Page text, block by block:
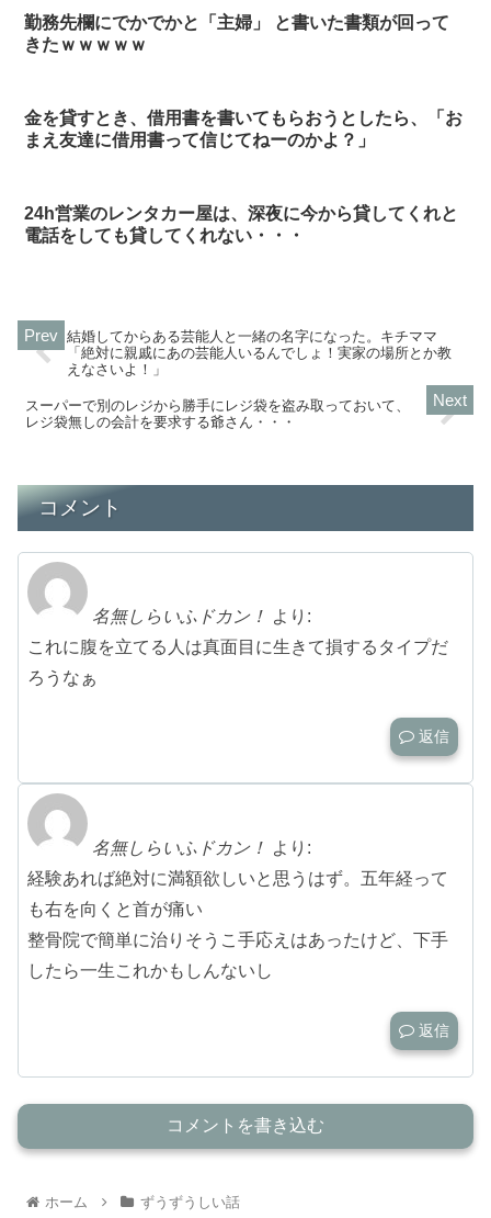
勤務先欄にでかでかと「主婦」 と書いた書類が回って
きたｗｗｗｗｗ
金を貸すとき、借用書を書いてもらおうとしたら、「お
まえ友達に借用書って信じてねーのかよ？」
24h営業のレンタカー屋は、深夜に今から貸してくれと
電話をしても貸してくれない・・・
結婚してからある芸能人と一緒の名字になった。キチママ
「絶対に親戚にあの芸能人いるんでしょ！実家の場所とか教
えなさいよ！」
スーパーで別のレジから勝手にレジ袋を盗み取っておいて、
レジ袋無しの会計を要求する爺さん・・・
コメント
名無しらいふドカン！ より:
これに腹を立てる人は真面目に生きて損するタイプだ
ろうなぁ
返信
名無しらいふドカン！ より:
経験あれば絶対に満額欲しいと思うはず。五年経って
も右を向くと首が痛い
整骨院で簡単に治りそうこ手応えはあったけど、下手
したら一生これかもしんないし
返信
コメントを書き込む
ホーム ずうずうしい話